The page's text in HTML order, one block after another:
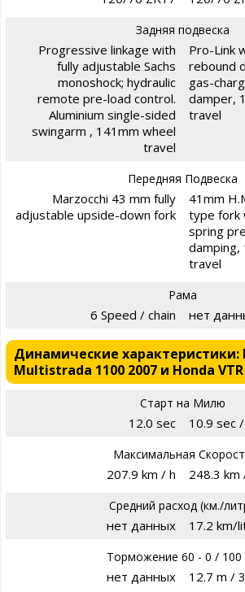
Задняя подвеска
Progressive linkage with
fully adjustable Sachs
monoshock; hydraulic
remote pre-load control.
Aluminium single-sided
swingarm , 141mm wheel
travel
Pro-Link
rebound
gas-
damper,
travel
Передняя Подвеска
Marzocchi 43 mm fully
adjustable upside-down fork
41mm
type fork
spring
damping,
travel
Рама
6 Speed / chain нет
Динамические характеристики:
Multistrada 1100 2007 и Honda VTR
Старт на Милю
12.0 sec 10.9 sec
Максимальная
207.9 km / h 248.3 km
Средний расход (км./
нет данных 17.2 km/
Торможение 60 - 0 / 100
нет данных 12.7 m /